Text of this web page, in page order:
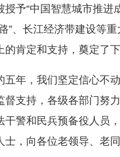
予“中国智慧城市推进
”、长江经济带建设等
的肯定和支持，奠定了
，我们坚定信心不动
督支持，各级各部门努
干警和民兵预备役人员
士，向各位老领导、老